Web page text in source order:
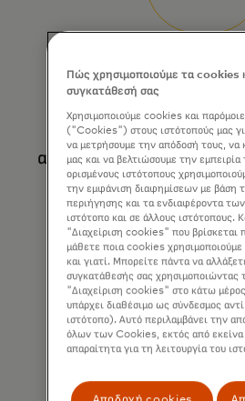
Μειώστε τον
Οι ευέλικτοι κανόνες
δαπάνες υπό έλεγχο
απάτη — χτίζοντας
Δείτε κάθε
Πώς χρησιμοποιούμε τα cookies
συγκατάθεσή σας
Χρησιμοποιούμε cookies και
("Cookies") στους ιστότοπούς μας
να μετρήσουμε την απόδοσή τους, να
μας και να βελτιώσουμε την
ορισμένους ιστότοπους
την εμφάνιση διαφημίσεων με βάση
περιήγησης και τα ενδιαφέροντα
ιστότοπο και σε άλλους ιστότοπους.
"Διαχείριση cookies" που βρίσκεται
μάθετε ποια cookies χρησιμοποιούμε
και γιατί. Μπορείτε πάντα να
συγκατάθεσής σας χρησιμοποιώντας
"Διαχείριση cookies" στο κάτω
υπάρχει διαθέσιμο ως σύνδεσμος
ιστότοπο). Αυτό περιλαμβάνει την
όλων των Cookies, εκτός από εκείνα
απαραίτητα για τη λειτουργία του